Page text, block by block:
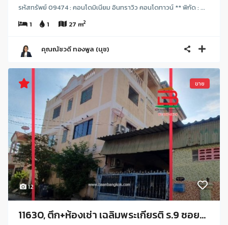
รหัสทรัพย์ 09474 : คอนโดมิเนียม อินทราวิว คอนโดทาวน์ ** พิกัด : ...
1
1 27 m2
คุณณัชวดี ทองพูล (นุช)
12
ขาย
11630, ตึก+ห้องเช่า เฉลิมพระเกียรติ ร.9 ซอย...